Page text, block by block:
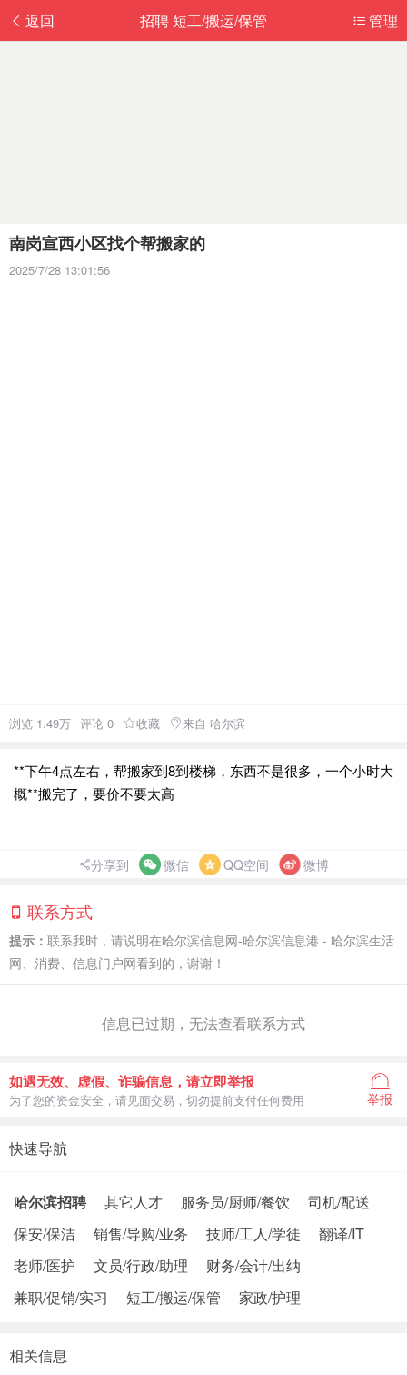
返回 管理
招聘 短工/搬运/保管
南岗宣西小区找个帮搬家的
2025/7/28 13:01:56
浏览 1.49万 评论 0 收藏 来自 哈尔滨
**下午4点左右，帮搬家到8到楼梯，东西不是很多，一个小时大
概**搬完了，要价不要太高
分享到 微信 QQ空间 微博
联系方式
提示： 联系我时，请说明在哈尔滨信息网-哈尔滨信息港 - 哈尔滨生活
网、消费、信息门户网看到的，谢谢！
信息已过期，无法查看联系方式
如遇无效、虚假、诈骗信息，请立即举报
为了您的资金安全，请见面交易，切勿提前支付任何费用 举报
快速导航
哈尔滨招聘 其它人才 服务员/厨师/餐饮
司机/配送
保安/保洁
销售/导购/业务 技师/工人/学徒
翻译/IT
老师/医护
文员/行政/助理
财务/会计/出纳
兼职/促销/实习
短工/搬运/保管 家政/护理
相关信息